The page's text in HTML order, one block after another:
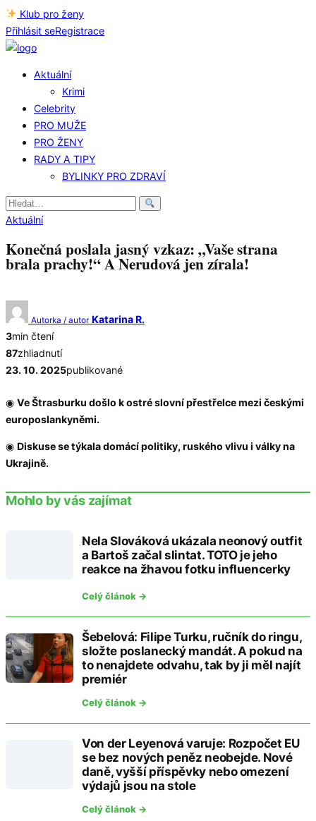
Klub pro ženy
Přihlásit seRegistrace
Aktuální
Krimi
Celebrity
PRO MUŽE
PRO ŽENY
RADY A TIPY
BYLINKY PRO ZDRAVÍ
Hledat:
Aktuální
Konečná poslala jasný vzkaz: „Vaše strana
brala prachy!“ A Nerudová jen zírala!
Autorka / autor Katarina R.
3min čtení
87zhliadnutí
23. 10. 2025publikované
◉ Ve Štrasburku došlo k ostré slovní přestřelce mezi českými
europoslankyněmi.
◉ Diskuse se týkala domácí politiky, ruského vlivu i války na
Ukrajině.
Mohlo by vás zajímat
Nela Slováková ukázala neonový outfit
a Bartoš začal slintat. TOTO je jeho
reakce na žhavou fotku influencerky
Celý článok →
Šebelová: Filipe Turku, ručník do ringu,
složte poslanecký mandát. A pokud na
to nenajdete odvahu, tak by ji měl najít
premiér
Celý článok →
Von der Leyenová varuje: Rozpočet EU
se bez nových peněz neobejde. Nové
daně, vyšší příspěvky nebo omezení
výdajů jsou na stole
Celý článok →